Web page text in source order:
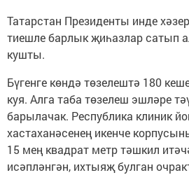
Татарстан Президенты инде
тиешле барлык җиһазлар сатып
кушты.
Бүгенге көндә төзелештә 180
куя. Алга таба төзелеш эшләре
барылачак. Республика клиник
хастаханәсенең икенче
15 мең квадрат метр тәшкил
исәпләнгән, ихтыяҗ булган